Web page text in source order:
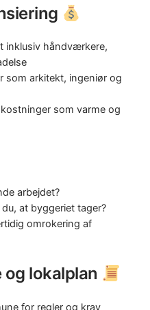
inklusiv håndværkere,
som arkitekt, ingeniør og
som varme og
arbejdet?
at byggeriet tager?
omrokering af
og lokalplan
for regler og krav